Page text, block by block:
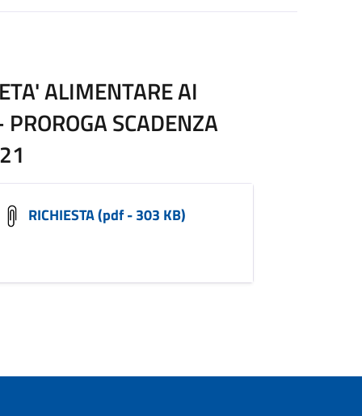
ALIMENTARE AI
SCADENZA
RICHIESTA (pdf - 303 KB)